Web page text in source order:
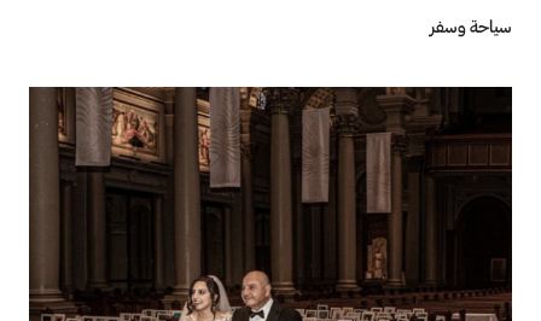
سياحة وسفر